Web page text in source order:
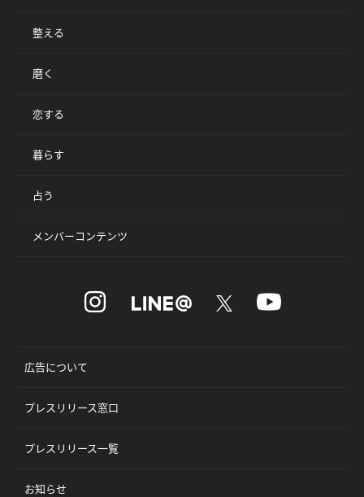
整える
磨く
恋する
暮らす
占う
メンバーコンテンツ
広告について
プレスリリース窓口
プレスリリース一覧
お知らせ